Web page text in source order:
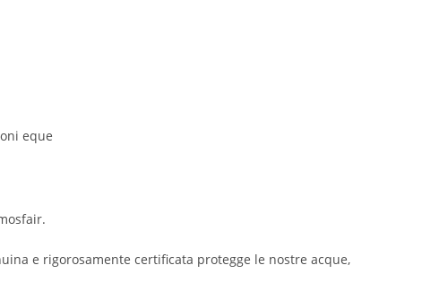
eque
e rigorosamente certificata protegge le nostre acque,